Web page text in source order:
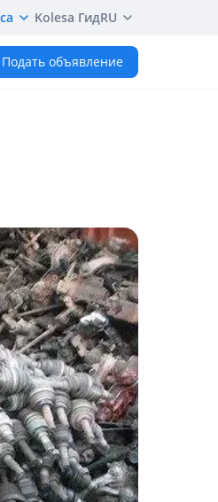
Kolesa ГидRU
Подать объявление